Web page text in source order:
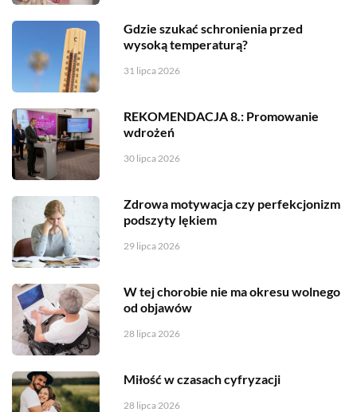
Gdzie szukać schronienia przed
wysoką temperaturą?
31 lipca 2026
REKOMENDACJA 8.: Promowanie
wdrożeń
30 lipca 2026
Zdrowa motywacja czy perfekcjonizm
podszyty lękiem
29 lipca 2026
W tej chorobie nie ma okresu wolnego
od objawów
28 lipca 2026
Miłość w czasach cyfryzacji
28 lipca 2026